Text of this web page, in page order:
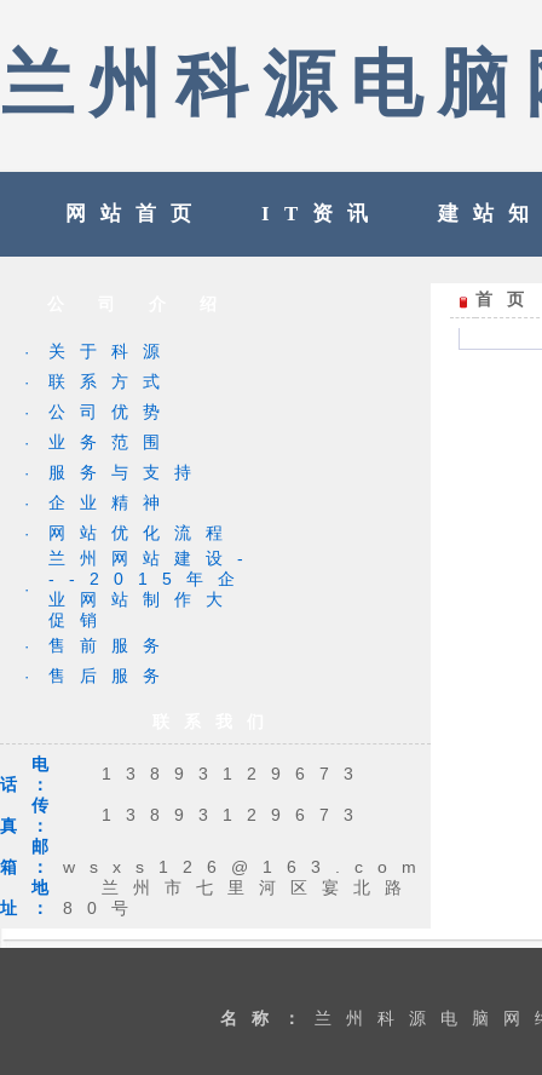
兰州科源电
网站首页 IT资讯 建站
· 关于科源
· 联系方式
· 公司优势
· 业务范围
· 服务与支持
· 企业精神
· 网站优化流程
·
兰州网站建设-
--2015年企
业网站制作大
促销
· 售前服务
· 售后服务
电
话：
13893129673
传
真：
13893129673
邮
箱： wsxs126@163.com
地
址：
兰州市七里河区宴北路
80号
首页
名称： 兰州科源电